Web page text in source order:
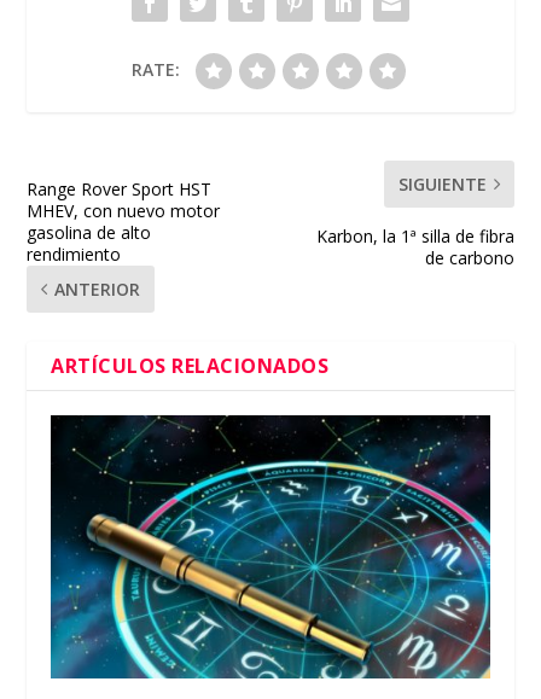
RATE:
Range Rover Sport HST
MHEV, con nuevo motor
gasolina de alto
rendimiento
ANTERIOR
SIGUIENTE
Karbon, la 1ª silla de fibra
de carbono
ARTÍCULOS RELACIONADOS